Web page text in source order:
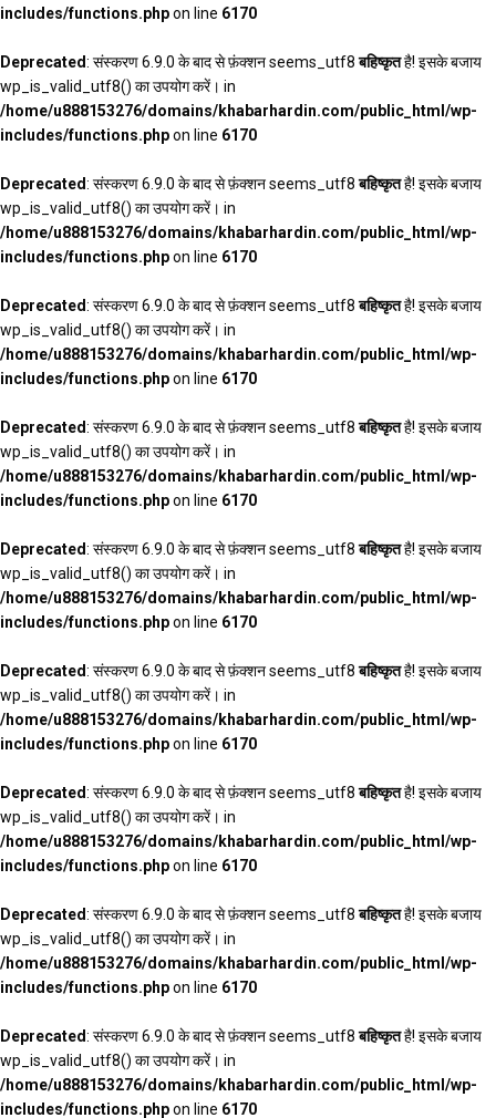
includes/functions.phpon line 6170
Deprecated: संस्करण 6.9.0 के बाद से फ़ंक्शन seems_utf8बहिष्कृतहै! इसके बजाय
wp_is_valid_utf8() का उपयोग करें। in
/home/u888153276/domains/khabarhardin.com/public_html/wp-
includes/functions.phpon line 6170
Deprecated: संस्करण 6.9.0 के बाद से फ़ंक्शन seems_utf8बहिष्कृतहै! इसके बजाय
wp_is_valid_utf8() का उपयोग करें। in
/home/u888153276/domains/khabarhardin.com/public_html/wp-
includes/functions.phpon line 6170
Deprecated: संस्करण 6.9.0 के बाद से फ़ंक्शन seems_utf8बहिष्कृतहै! इसके बजाय
wp_is_valid_utf8() का उपयोग करें। in
/home/u888153276/domains/khabarhardin.com/public_html/wp-
includes/functions.phpon line 6170
Deprecated: संस्करण 6.9.0 के बाद से फ़ंक्शन seems_utf8बहिष्कृतहै! इसके बजाय
wp_is_valid_utf8() का उपयोग करें। in
/home/u888153276/domains/khabarhardin.com/public_html/wp-
includes/functions.phpon line 6170
Deprecated: संस्करण 6.9.0 के बाद से फ़ंक्शन seems_utf8बहिष्कृतहै! इसके बजाय
wp_is_valid_utf8() का उपयोग करें। in
/home/u888153276/domains/khabarhardin.com/public_html/wp-
includes/functions.phpon line 6170
Deprecated: संस्करण 6.9.0 के बाद से फ़ंक्शन seems_utf8बहिष्कृतहै! इसके बजाय
wp_is_valid_utf8() का उपयोग करें। in
/home/u888153276/domains/khabarhardin.com/public_html/wp-
includes/functions.phpon line 6170
Deprecated: संस्करण 6.9.0 के बाद से फ़ंक्शन seems_utf8बहिष्कृतहै! इसके बजाय
wp_is_valid_utf8() का उपयोग करें। in
/home/u888153276/domains/khabarhardin.com/public_html/wp-
includes/functions.phpon line 6170
Deprecated: संस्करण 6.9.0 के बाद से फ़ंक्शन seems_utf8बहिष्कृतहै! इसके बजाय
wp_is_valid_utf8() का उपयोग करें। in
/home/u888153276/domains/khabarhardin.com/public_html/wp-
includes/functions.phpon line 6170
Deprecated: संस्करण 6.9.0 के बाद से फ़ंक्शन seems_utf8बहिष्कृतहै! इसके बजाय
wp_is_valid_utf8() का उपयोग करें। in
/home/u888153276/domains/khabarhardin.com/public_html/wp-
includes/functions.phpon line 6170